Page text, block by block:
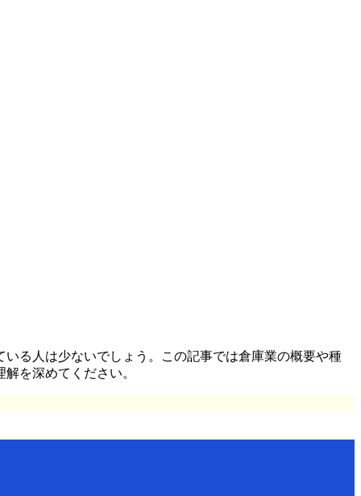
る人は少ないでしょう。この記事では倉庫業の概要や種
を深めてください。